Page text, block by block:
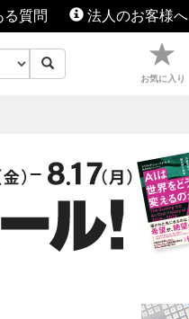
る質問 法人のお客様へ
お気に入り